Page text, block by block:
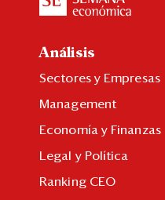
Análisis
Sectores y Empresas
Management
Economía y Finanzas
Legal y Política
Ranking CEO